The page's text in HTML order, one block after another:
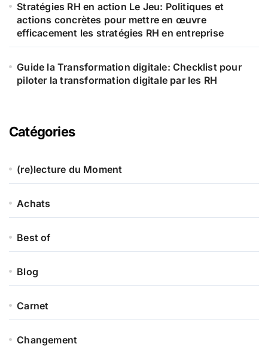
Stratégies RH en action Le Jeu: Politiques et
actions concrètes pour mettre en œuvre
efficacement les stratégies RH en entreprise
Guide la Transformation digitale: Checklist pour
piloter la transformation digitale par les RH
Catégories
(re)lecture du Moment
Achats
Best of
Blog
Carnet
Changement